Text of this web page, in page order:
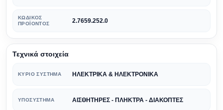
ΚΩΔΙΚΌΣ
ΠΡΟΪΌΝΤΟΣ
2.7659.252.0
Τεχνικά στοιχεία
ΚΎΡΙΟ ΣΎΣΤΗΜΑ ΗΛΕΚΤΡΙΚΑ & ΗΛΕΚΤΡΟΝΙΚΑ
ΥΠΟΣΎΣΤΗΜΑ ΑΙΣΘΗΤΗΡΕΣ - ΠΛΗΚΤΡΑ - ΔΙΑΚΟΠΤΕΣ